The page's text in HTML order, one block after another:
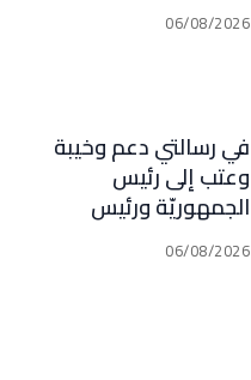
06/08/2026
في رسالتي دعم وخيبة
وعتب إلى رئيس
الجمهوريّة ورئيس
مجلس الوزراء .. رئيس
الجامعة اللبنانية
06/08/2026